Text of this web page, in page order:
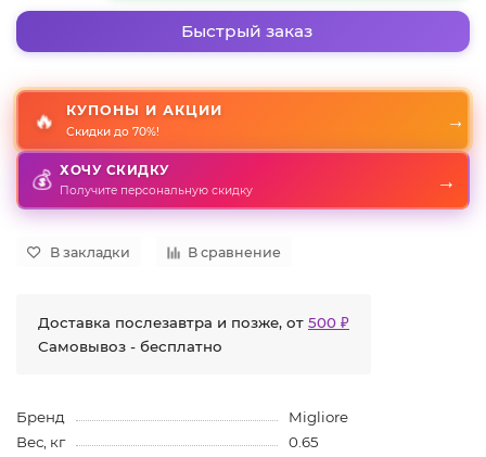
Быстрый заказ
🔥 КУПОНЫ И АКЦИИ
Скидки до 70%!
→
💰 ХОЧУ СКИДКУ
Получите персональную скидку →
В закладки В сравнение
Доставка послезавтра и позже, от 500 ₽
Самовывоз - бесплатно
Бренд
Migliore
Вес, кг
0.65